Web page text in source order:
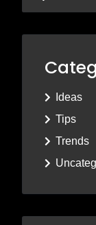
Ideas
Tips
Trends